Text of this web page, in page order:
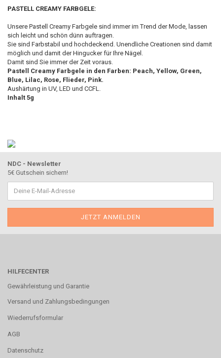
PASTELL CREAMY FARBGELE:
Unsere Pastell Creamy Farbgele sind immer im Trend der Mode, lassen
sich leicht und schön dünn auftragen.
Sie sind Farbstabil und hochdeckend. Unendliche Creationen sind damit
möglich und damit der Hingucker für Ihre Nägel.
Damit sind Sie immer der Zeit voraus.
Pastell Creamy Farbgele in den Farben: Peach, Yellow, Green,
Blue, Lilac, Rose, Flieder, Pink.
Aushärtung in UV, LED und CCFL.
Inhalt 5g
NDC - Newsletter
5€ Gutschein sichern!
HILFECENTER
Gewährleistung und Garantie
Versand und Zahlungsbedingungen
Wiederrufsformular
AGB
Datenschutz